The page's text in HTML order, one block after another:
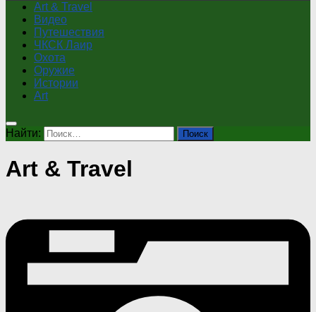
Art & Travel
Видео
Путешествия
ЧКСК Лаир
Охота
Оружие
Истории
Art
Найти:
Art & Travel